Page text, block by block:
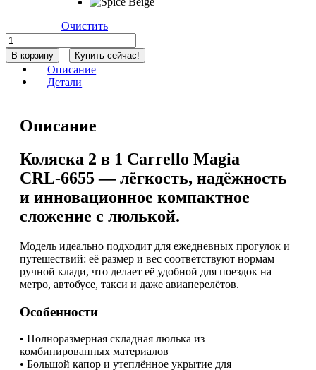
Очистить
Количество
товара
Коляска
в
Magia
CRL-
6655,
Glace
(Розовый)
В корзину Купить сейчас!
Описание
Детали
Описание
Коляска 2 в 1 Carrello Magia
CRL‑6655 — лёгкость, надёжность
и инновационное компактное
сложение с люлькой.
Модель идеально подходит для ежедневных прогулок и
путешествий: её размер и вес соответствуют нормам
ручной клади, что делает её удобной для поездок на
метро, автобусе, такси и даже авиаперелётов.
Особенности
• Полноразмерная складная люлька из
комбинированных материалов
• Большой капор и утеплённое укрытие для